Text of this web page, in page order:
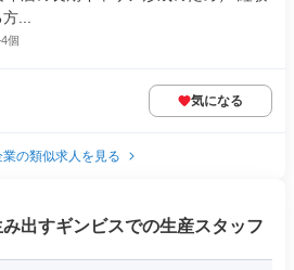
...
個
気になる
業の類似求人を見る
出すギンビスでの生産スタッフ